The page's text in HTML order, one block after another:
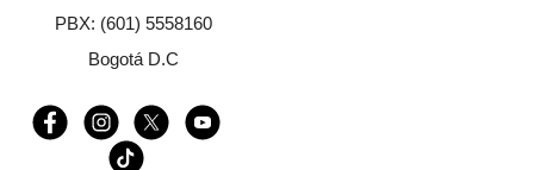
PBX: (601) 5558160
Bogotá D.C